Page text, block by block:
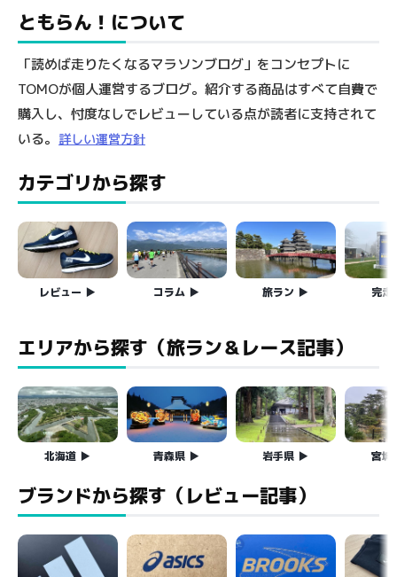
ともらん！について
「読めば走りたくなるマラソンブログ」をコンセプトに
TOMOが個人運営するブログ。紹介する商品はすべて自費で
購入し、忖度なしでレビューしている点が読者に支持されて
いる。 詳しい運営方針
カテゴリから探す
レビュー コラム 旅ラン 完走
エリアから探す（旅ラン＆レース記事）
北海道 青森県 岩手県 宮城
ブランドから探す（レビュー記事）